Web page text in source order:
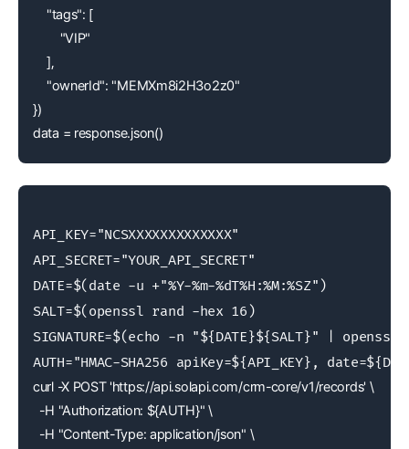
    "tags": [
        "VIP"
    ],
    "ownerId": "MEMXm8i2H3o2z0"
})
data = response.json()
API_KEY="NCSXXXXXXXXXXXXX"
API_SECRET="YOUR_API_SECRET"
DATE=$(date -u +"%Y-%m-%dT%H:%M:%SZ")
SALT=$(openssl rand -hex 16)
SIGNATURE=$(echo -n "${DATE}${SALT}" |
curl -X POST 'https://api.solapi.com/crm-core/v1/records' \
  -H "Authorization: ${AUTH}" \
  -H "Content-Type: application/json" \